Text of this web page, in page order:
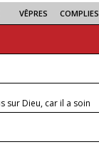
VÊPRES COMPLIES
sur Dieu, car il a soin